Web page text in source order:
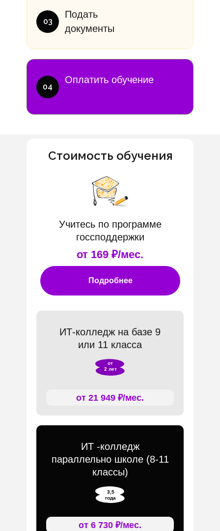
Оплатить обучение
Подать
документы
03
04
ИТ-колледж на базе 9
или 11 класса
Стоимость обучения
от
2 лет
ИТ -колледж
параллельно школе (8-11
классы)
от 6 730 ₽/мес.
3,5
года
от 21 949 ₽/мес.
Подробнее
Учитесь по программе
госсподдержки
от 169 ₽/мес.